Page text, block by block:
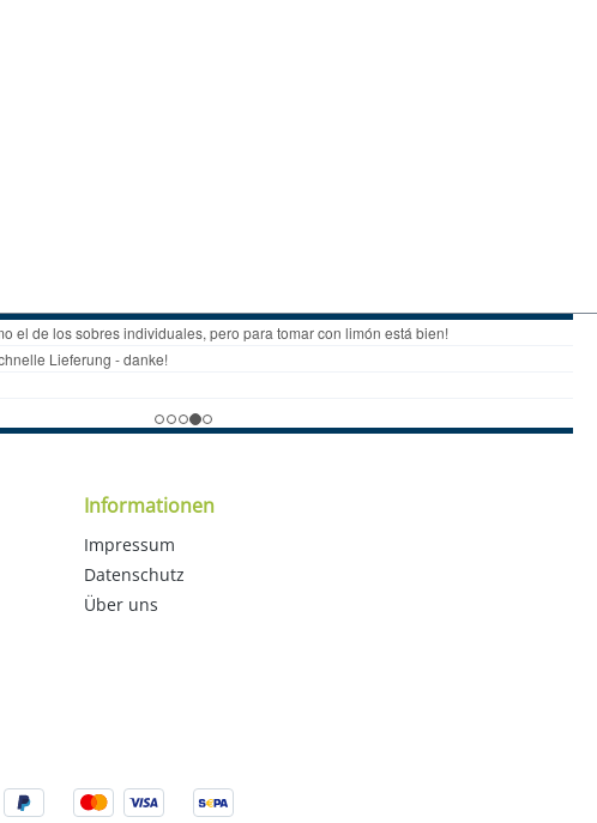
Informationen
Impressum
Datenschutz
Über uns